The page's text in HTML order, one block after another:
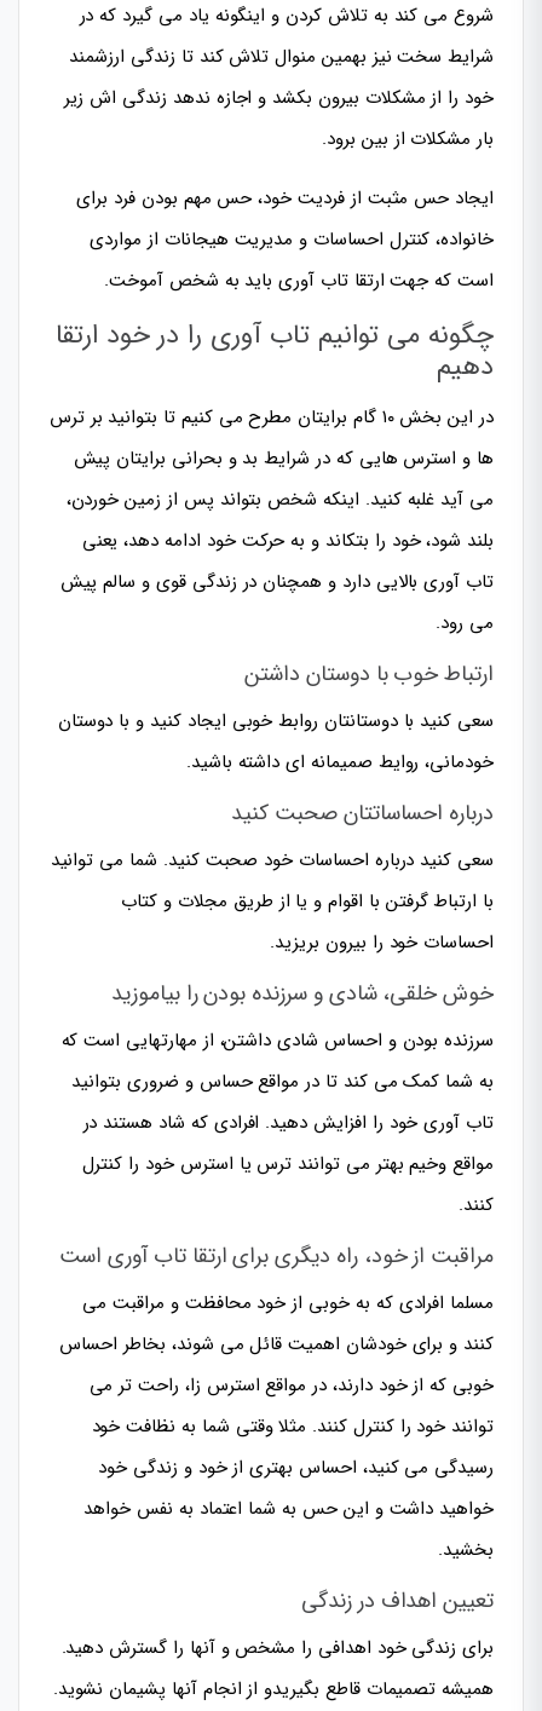
شروع می کند به تلاش کردن و اینگونه یاد می گیرد که در
شرایط سخت نیز بهمین منوال تلاش کند تا زندگی ارزشمند
خود را از مشکلات بیرون بکشد و اجازه ندهد زندگی اش زیر
بار مشکلات از بین برود.
ایجاد حس مثبت از فردیت خود، حس مهم بودن فرد برای
خانواده، کنترل احساسات و مدیریت هیجانات از مواردی
است که جهت ارتقا تاب آوری باید به شخص آموخت.
چگونه می توانیم تاب آوری را در خود ارتقا
دهیم
در این بخش ۱۰ گام برایتان مطرح می کنیم تا بتوانید بر ترس
ها و استرس هایی که در شرایط بد و بحرانی برایتان پیش
می آید غلبه کنید. اینکه شخص بتواند پس از زمین خوردن،
بلند شود، خود را بتکاند و به حرکت خود ادامه دهد، یعنی
تاب آوری بالایی دارد و همچنان در زندگی قوی و سالم پیش
می رود.
ارتباط خوب با دوستان داشتن
سعی کنید با دوستانتان روابط خوبی ایجاد کنید و با دوستان
خودمانی، روایط صمیمانه ای داشته باشید.
درباره احساساتتان صحبت کنید
سعی کنید درباره احساسات خود صحبت کنید. شما می توانید
با ارتباط گرفتن با اقوام و یا از طریق مجلات و کتاب
احساسات خود را بیرون بریزید.
خوش خلقی، شادی و سرزنده بودن را بیاموزید
سرزنده بودن و احساس شادی داشتن، از مهارتهایی است که
به شما کمک می کند تا در مواقع حساس و ضروری بتوانید
تاب آوری خود را افزایش دهید. افرادی که شاد هستند در
مواقع وخیم بهتر می توانند ترس یا استرس خود را کنترل
کنند.
مراقبت از خود، راه دیگری برای ارتقا تاب آوری است
مسلما افرادی که به خوبی از خود محافظت و مراقبت می
کنند و برای خودشان اهمیت قائل می شوند، بخاطر احساس
خوبی که از خود دارند، در مواقع استرس زا، راحت تر می
توانند خود را کنترل کنند. مثلا وقتی شما به نظافت خود
رسیدگی می کنید، احساس بهتری از خود و زندگی خود
خواهید داشت و این حس به شما اعتماد به نفس خواهد
بخشید.
تعیین اهداف در زندگی
برای زندگی خود اهدافی را مشخص و آنها را گسترش دهید.
همیشه تصمیمات قاطع بگیریدو از انجام آنها پشیمان نشوید.